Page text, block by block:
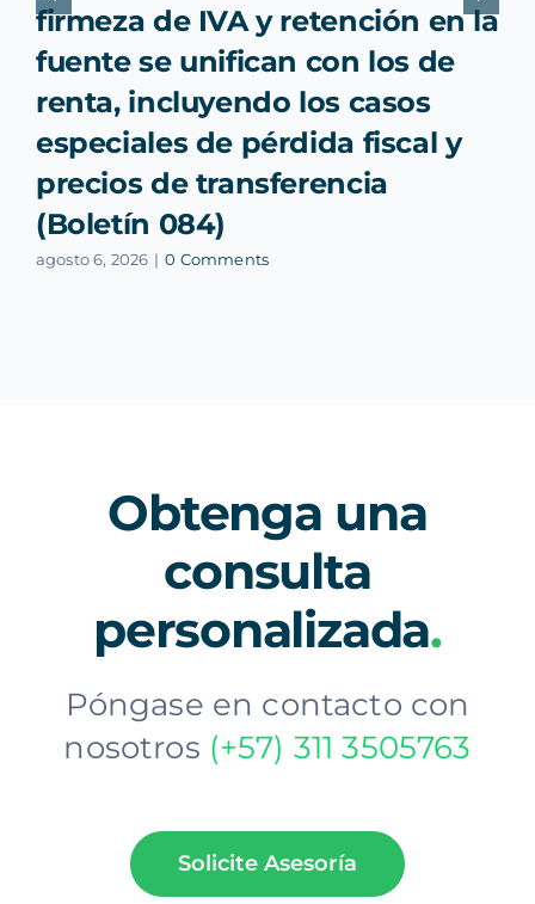
firmeza de IVA y retención en la
fuente se unifican con los de
renta, incluyendo los casos
especiales de pérdida fiscal y
precios de transferencia
(Boletín 084)
agosto 6, 2026 | 0 Comments
Obtenga una
consulta
personalizada.
Póngase en contacto con
nosotros (+57) 311 3505763
Solicite Asesoría